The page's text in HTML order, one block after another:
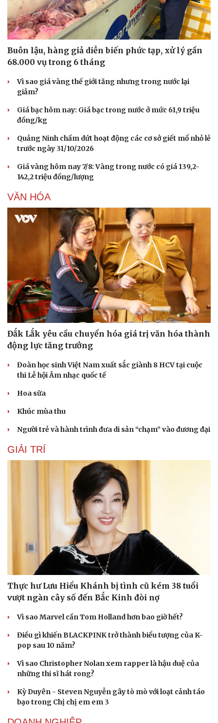
Văn hóa
Văn học
Âm nhạc
Di sản
Thời trang
Du lịch
Tư vấn
check-in
Podcast
Cửa sổ tình yêu
Hạt giống tâm hồn
Buôn lậu, hàng giả diễn biến phức tạp, xử lý gần
68.000 vụ trong 6 tháng
Vì sao giá vàng thế giới tăng nhưng trong nước lại
giảm?
Giá bạc hôm nay: Giá bạc trong nước ở mức 61,9 triệu
đồng/kg
Quảng Ninh chấm dứt hoạt động các cơ sở giết mổ nhỏ lẻ
trước ngày 31/10/2026
Giá vàng hôm nay 7/8: Vàng trong nước có giá 139,2-
142,2 triệu đồng/lượng
VĂN HÓA
Đắk Lắk yêu cầu chuyển hóa giá trị văn hóa thành
động lực tăng trưởng
Đoàn học sinh Việt Nam xuất sắc giành 8 HCV tại cuộc
thi Lễ hội Âm nhạc quốc tế
Hoa sữa
Khúc mùa thu
Người trẻ và hành trình đưa di sản “chạm” vào đương đại
GIẢI TRÍ
Thực hư Lưu Hiểu Khánh bị tình cũ kém 38 tuổi
vượt ngàn cây số đến Bắc Kinh đòi nợ
Vì sao Marvel cần Tom Holland hơn bao giờ hết?
Điều gì khiến BLACKPINK trở thành biểu tượng của K-
pop sau 10 năm?
Vì sao Christopher Nolan xem rapper là hậu duệ của
những thi sĩ hát rong?
Kỳ Duyên - Steven Nguyễn gây tò mò với loạt cảnh táo
bạo trong Chị chị em em 3